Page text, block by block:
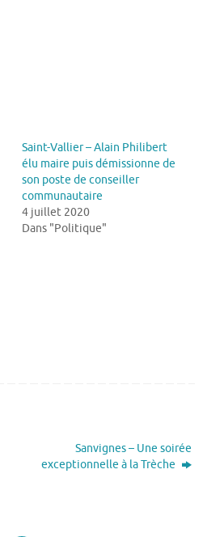
Saint-Vallier – Alain Philibert
élu maire puis démissionne de
son poste de conseiller
communautaire
4 juillet 2020
Dans "Politique"
Sanvignes – Une soirée
exceptionnelle à la Trèche